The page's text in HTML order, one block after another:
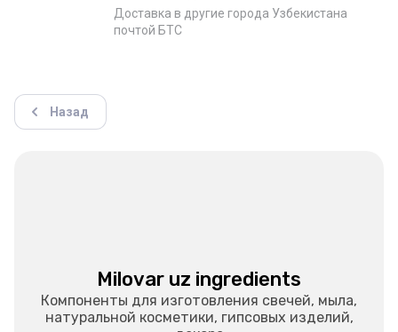
Доставка в другие города Узбекистана
почтой БТС
Назад
Milovar uz ingredients
Компоненты для изготовления свечей, мыла,
натуральной косметики, гипсовых изделий,